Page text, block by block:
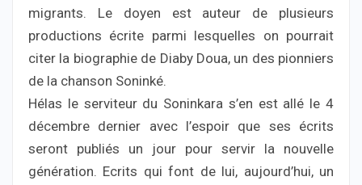
migrants. Le doyen est auteur de plusieurs
productions écrite parmi lesquelles on pourrait
citer la biographie de Diaby Doua, un des pionniers
de la chanson Soninké.
Hélas le serviteur du Soninkara s’en est allé le 4
décembre dernier avec l’espoir que ses écrits
seront publiés un jour pour servir la nouvelle
génération. Ecrits qui font de lui, aujourd’hui, un